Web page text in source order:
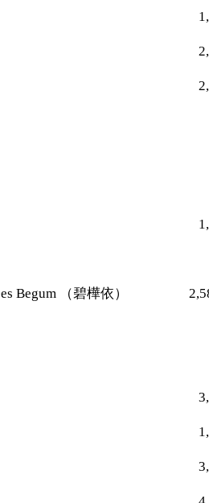
生
麒 2,445（
偉 2,121（
偉智
振華
黛群
玲
惠君
Begum （碧樺依）
章偉
嘉欣
臻 3,187（
祥 1,838（
正 3,189（